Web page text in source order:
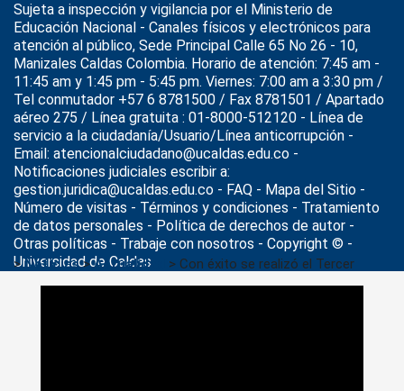
>Noticias>Actualidad > Con éxito se realizó el Tercer
Encuentro de Investigación en Salud “Tendencias de
Sujeta a inspección y vigilancia por el Ministerio de
Educación Nacional - Canales físicos y electrónicos para
atención al público, Sede Principal Calle 65 No 26 - 10,
Manizales Caldas Colombia. Horario de atención: 7:45 am -
11:45 am y 1:45 pm - 5:45 pm. Viernes: 7:00 am a 3:30 pm /
Tel conmutador +57 6 8781500 / Fax 8781501 / Apartado
aéreo 275 / Línea gratuita : 01-8000-512120 - Línea de
servicio a la ciudadanía/Usuario/Línea anticorrupción -
Email: atencionalciudadano@ucaldas.edu.co -
Notificaciones judiciales escribir a:
gestion.juridica@ucaldas.edu.co - FAQ - Mapa del Sitio -
Número de visitas - Términos y condiciones - Tratamiento
de datos personales - Política de derechos de autor -
Otras políticas - Trabaje con nosotros - Copyright © -
Universidad de Caldas